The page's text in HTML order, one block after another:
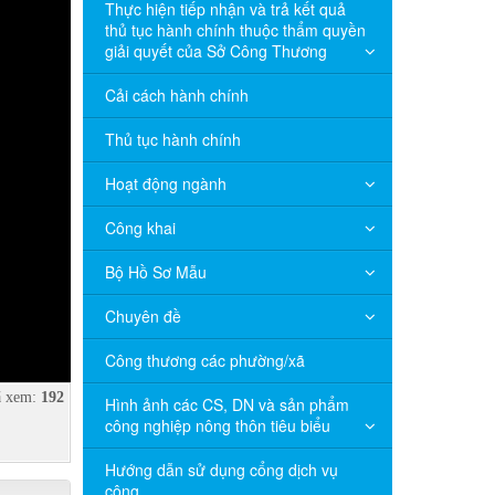
xem: 192
Thực hiện tiếp nhận và trả kết quả
thủ tục hành chính thuộc thẩm quyền
giải quyết của Sở Công Thương
Cải cách hành chính
Thủ tục hành chính
Hoạt động ngành
Công khai
Bộ Hồ Sơ Mẫu
Chuyên đề
Công thương các phường/xã
Hình ảnh các CS, DN và sản phẩm
công nghiệp nông thôn tiêu biểu
Hướng dẫn sử dụng cổng dịch vụ
công